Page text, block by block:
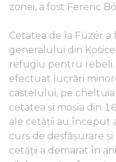
zonei, a fost Ferenc
Cetatea de la Füzér a
generalului din
refugiu pentru rebeli.
efectuat lucrări
castelului, pe
cetatea și moșia din
ale cetății au început
curs de desfășurare
cetății a demarat în